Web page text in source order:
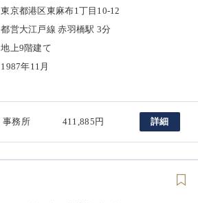
東京都港区東麻布1丁目10-12
都営大江戸線 赤羽橋駅 3分
地上9階建て
1987年11月
事務所 411,885円 詳細